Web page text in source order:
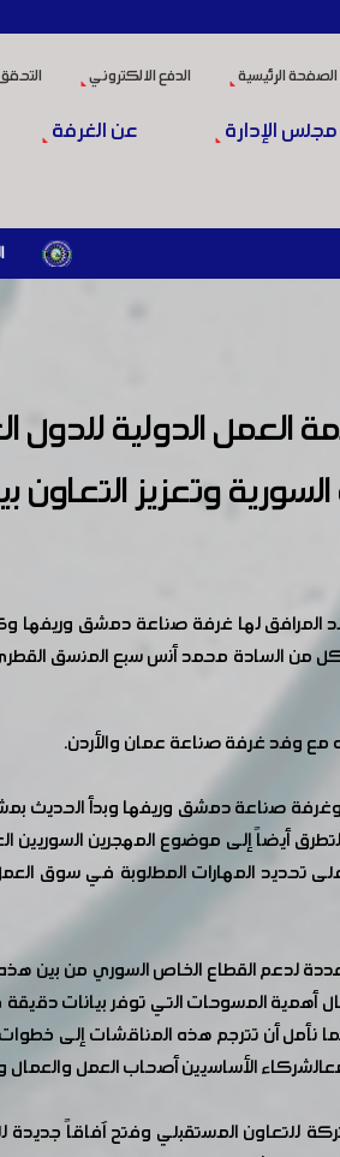
الصفحة الرئيسية الدفع الالكتروني
مجلس الإدارة عن الغرفة
المرسوم الرئاسي رقم /69/ لعام 2026 .. دعم ضريبي
العمل الدولية للدول
وتعزيز التعاون
المرافق لها غرفة صناعة دمشق
من السادة محمد أنس سبع المنسق
مع وفد غرفة صناعة عمان والأردن.
وغرفة صناعة دمشق وريفها وبدأ الحديث
أيضاً إلى موضوع المهجرين السوريين
تحديد المهارات المطلوبة في سوق
لدعم القطاع الخاص السوري من بين
أهمية المسوحات التي توفر بيانات
نأمل أن تترجم هذه المناقشات إلى
الأساسيين أصحاب العمل
للتعاون المستقبلي وفتح آفاقاً